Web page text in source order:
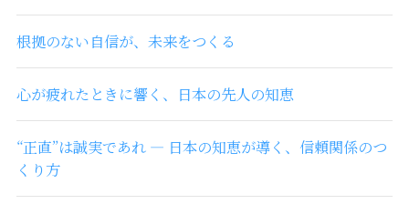
根拠のない自信が、未来をつくる
心が疲れたときに響く、日本の先人の知恵
“正直”は誠実であれ ― 日本の知恵が導く、信頼関係のつ
くり方